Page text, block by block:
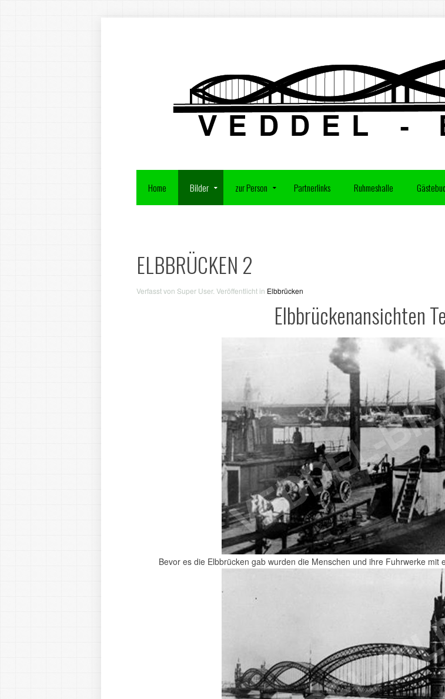
Home Bilder zur Person Partnerlinks Ruhmeshalle
ELBBRÜCKEN 2
Verfasst von Super User. Veröffentlicht in Elbbrücken
Elbbrückenansichten
Bevor es die Elbbrücken gab wurden die Menschen und ihre Fuhrwerke